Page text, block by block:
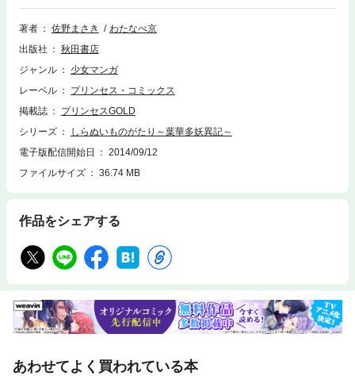
著者 佐野まさき
わたなべ京
出版社
秋田書店
ジャンル
少女マンガ
レーベル
プリンセス・コミックス
掲載誌
プリンセスGOLD
シリーズ
しらぬいものがたり～葉華多妖異記～
電子版配信開始日
2014/09/12
ファイルサイズ
36.74 MB
作品をシェアする
あわせてよく買われている本